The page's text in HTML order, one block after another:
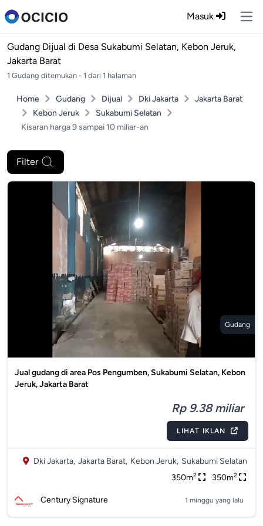
Masuk
Gudang Dijual di Desa Sukabumi Selatan, Kebon Jeruk,
Jakarta Barat
1 Gudang ditemukan - 1 dari 1 halaman
Home Gudang Dijual Dki Jakarta
Jakarta Barat
Kebon Jeruk
Sukabumi Selatan
Kisaran harga 9 sampai 10 miliar-an
Filter
Gudang
Jual gudang di area Pos Pengumben, Sukabumi Selatan, Kebon
Jeruk, Jakarta Barat
Rp 9.38 miliar
LIHAT IKLAN
Dki Jakarta, Jakarta Barat, Kebon Jeruk, Sukabumi Selatan
350m2 350m2
Century Signature 1 minggu yang lalu